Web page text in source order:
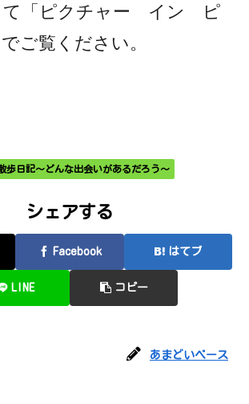
て「ピクチャー イン ピ
ご覧ください。
歩日記〜どんな出会いがあるだろう〜
シェアする
Facebook はてブ
LINE コピー
あまどいベース